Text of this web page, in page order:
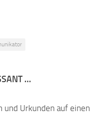
…
und Urkunden auf einen